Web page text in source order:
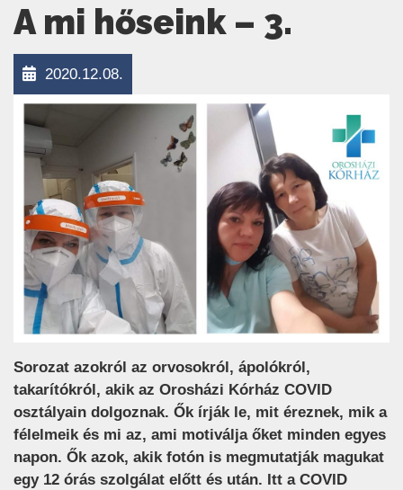
A mi hőseink – 3.
2020.12.08.
Sorozat azokról az orvosokról, ápolókról,
takarítókról, akik az Orosházi Kórház COVID
osztályain dolgoznak. Ők írják le, mit éreznek, mik a
félelmeik és mi az, ami motiválja őket minden egyes
napon. Ők azok, akik fotón is megmutatják magukat
egy 12 órás szolgálat előtt és után. Itt a COVID